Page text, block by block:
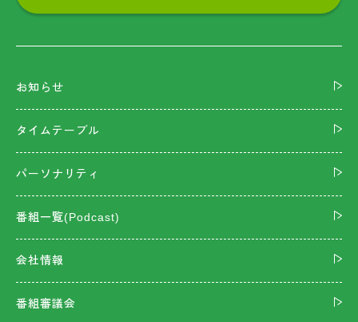
お知らせ
タイムテーブル
パーソナリティ
番組一覧(Podcast)
会社情報
番組審議会